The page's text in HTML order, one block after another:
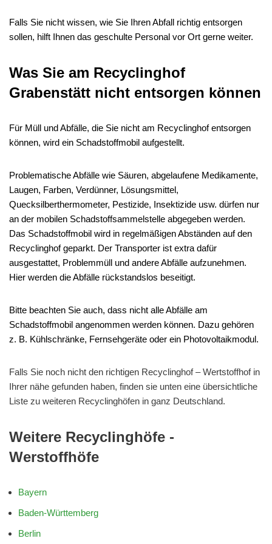
Falls Sie nicht wissen, wie Sie Ihren Abfall richtig entsorgen
sollen, hilft Ihnen das geschulte Personal vor Ort gerne weiter.
Was Sie am Recyclinghof
Grabenstätt nicht entsorgen können
Für Müll und Abfälle, die Sie nicht am Recyclinghof entsorgen
können, wird ein Schadstoffmobil aufgestellt.
Problematische Abfälle wie Säuren, abgelaufene Medikamente,
Laugen, Farben, Verdünner, Lösungsmittel,
Quecksilberthermometer, Pestizide, Insektizide usw. dürfen nur
an der mobilen Schadstoffsammelstelle abgegeben werden.
Das Schadstoffmobil wird in regelmäßigen Abständen auf den
Recyclinghof geparkt. Der Transporter ist extra dafür
ausgestattet, Problemmüll und andere Abfälle aufzunehmen.
Hier werden die Abfälle rückstandslos beseitigt.
Bitte beachten Sie auch, dass nicht alle Abfälle am
Schadstoffmobil angenommen werden können. Dazu gehören
z. B. Kühlschränke, Fernsehgeräte oder ein Photovoltaikmodul.
Falls Sie noch nicht den richtigen Recyclinghof – Wertstoffhof in
Ihrer nähe gefunden haben, finden sie unten eine übersichtliche
Liste zu weiteren Recyclinghöfen in ganz Deutschland.
Weitere Recyclinghöfe -
Werstoffhöfe
Bayern
Baden-Württemberg
Berlin